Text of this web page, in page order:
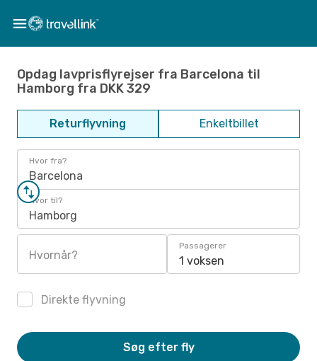
Opdag lavprisflyrejser fra Barcelona til
Hamborg fra DKK 329
Returflyvning Enkeltbillet
Hvor fra?
Barcelona
Hvor til?
Hamborg
Hvornår?
Passagerer
1 voksen
Direkte flyvning
Søg efter fly